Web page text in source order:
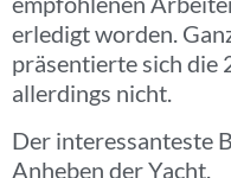
erledigt worden.
präsentierte sich die
allerdings nicht.
Der interessanteste
Anheben der Yacht.